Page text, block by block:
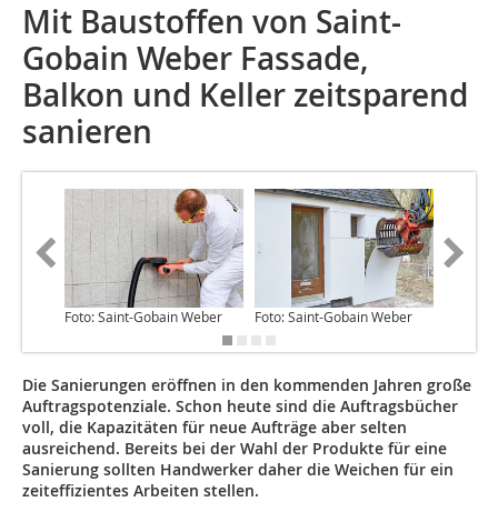
Mit Baustoffen von Saint-
Gobain Weber Fassade,
Balkon und Keller zeitsparend
sanieren
Foto: Saint-Gobain Weber Foto: Saint-Gobain Weber
Die Sanierungen eröffnen in den kommenden Jahren große
Auftragspotenziale. Schon heute sind die Auftragsbücher
voll, die Kapazitäten für neue Aufträge aber selten
ausreichend. Bereits bei der Wahl der Produkte für eine
Sanierung sollten Handwerker daher die Weichen für ein
zeiteffizientes Arbeiten stellen.